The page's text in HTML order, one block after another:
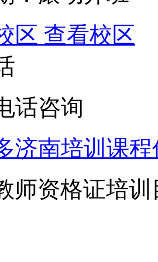
区 查看校区
话咨询
济南培训课程
师资格证培